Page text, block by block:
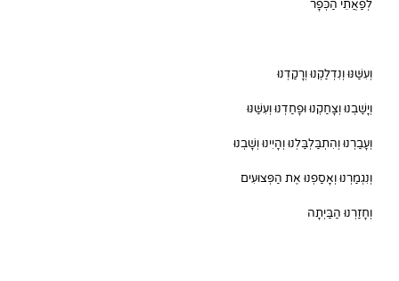
לְפַאֲתֵי הַכְּפָר
וְעִשַּׁנּוּ וְנִדְלַקְנוּ וְרָקַדְנוּ
וְיָשַׁבְנוּ וְצָחַקְנוּ וּפָחַדְנוּ וְעִשַּׁנּוּ
וְעָבַרְנוּ וְהִתְבַּלְבַּלְנוּ וְהָיִינוּ וְשָׁבְנוּ
וְנִגְמַרְנוּ וְאָסַפְנוּ אֶת הַפְּצוּעִים
וְחָזַרְנוּ הַבַּיְתָה